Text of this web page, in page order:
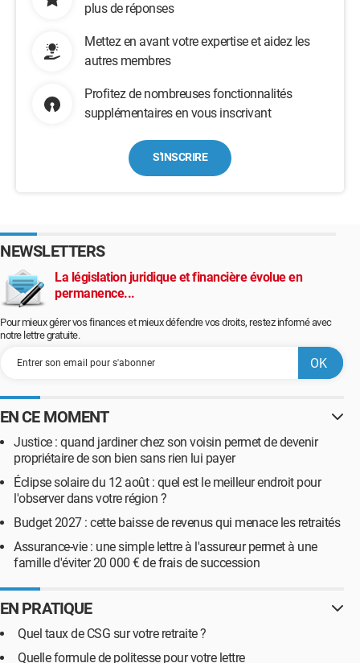
plus de réponses
Mettez en avant votre expertise et aidez les
autres membres
Profitez de nombreuses fonctionnalités
supplémentaires en vous inscrivant
S'INSCRIRE
NEWSLETTERS
La législation juridique et financière évolue en
permanence...
Pour mieux gérer vos finances et mieux défendre vos droits, restez informé avec
notre lettre gratuite.
EN CE MOMENT
Justice : quand jardiner chez son voisin permet de devenir
propriétaire de son bien sans rien lui payer
Éclipse solaire du 12 août : quel est le meilleur endroit pour
l'observer dans votre région ?
Budget 2027 : cette baisse de revenus qui menace les retraités
Assurance-vie : une simple lettre à l'assureur permet à une
famille d'éviter 20 000 € de frais de succession
EN PRATIQUE
Quel taux de CSG sur votre retraite ?
Quelle formule de politesse pour votre lettre